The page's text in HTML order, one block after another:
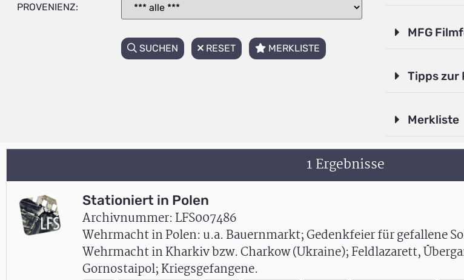
PROVENIENZ:
SUCHEN RESET MERKLISTE
MFG
Tipps zur
Merkliste
1 Ergebnisse
Stationiert in Polen
Archivnummer: LFS007486
Wehrmacht in Polen: u.a. Bauernmarkt; Gedenkfeier für gefallene
Wehrmacht in Kharkiv bzw. Charkow (Ukraine); Feldlazarett,
Gornostaipol; Kriegsgefangene.